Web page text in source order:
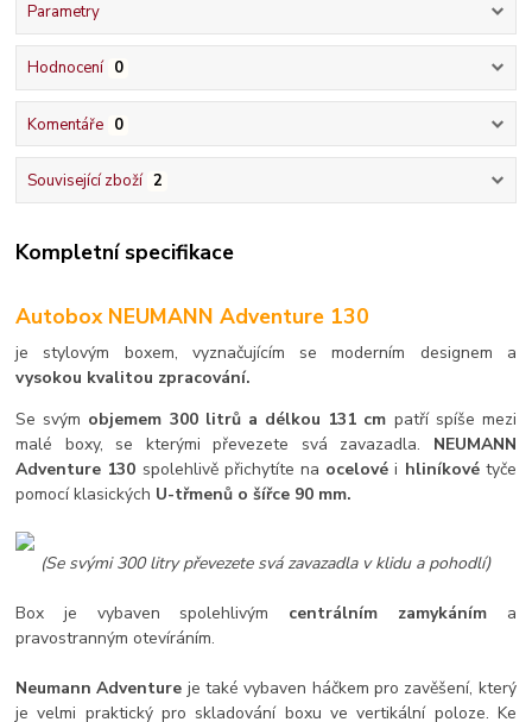
Parametry
Hodnocení 0
Komentáře 0
Související zboží 2
Kompletní specifikace
Autobox NEUMANN Adventure 130
je stylovým boxem, vyznačujícím se moderním designem a
vysokou kvalitou zpracování.
Se svým objemem 300 litrů a délkou 131 cm patří spíše mezi
malé boxy, se kterými převezete svá zavazadla. NEUMANN
Adventure 130 spolehlivě přichytíte na ocelovéi hliníkové tyče
pomocí klasických U-třmenů o šířce 90 mm.
(Se svými 300 litry převezete svá zavazadla v klidu a pohodlí)
Box je vybaven spolehlivým centrálním zamykáním a
pravostranným otevíráním.
Neumann Adventure je také vybaven háčkem pro zavěšení, který
je velmi praktický pro skladování boxu ve vertikální poloze. Ke